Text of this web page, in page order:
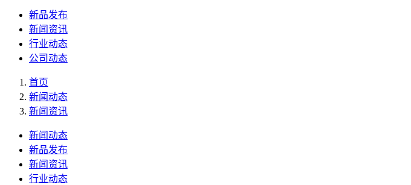
新品发布
新闻资讯
行业动态
公司动态
首页
新闻动态
新闻资讯
新闻动态
新品发布
新闻资讯
行业动态